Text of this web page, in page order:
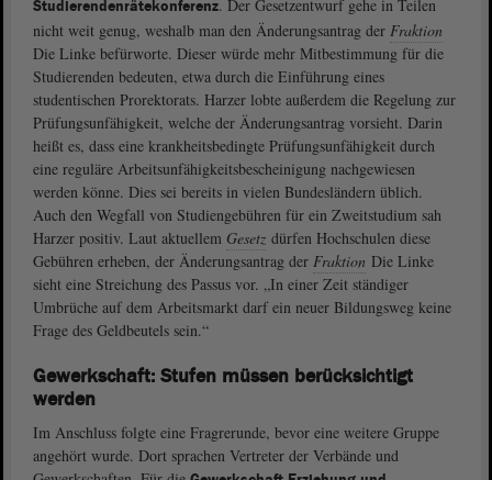
Studierendenrätekonferenz. Der Gesetzentwurf gehe in Teilen
nicht weit genug, weshalb man den Änderungsantrag der Fraktion
Die Linke befürworte. Dieser würde mehr Mitbestimmung für die
Studierenden bedeuten, etwa durch die Einführung eines
studentischen Prorektorats. Harzer lobte außerdem die Regelung zur
Prüfungsunfähigkeit, welche der Änderungsantrag vorsieht. Darin
heißt es, dass eine krankheitsbedingte Prüfungsunfähigkeit durch
eine reguläre Arbeitsunfähigkeitsbescheinigung nachgewiesen
werden könne. Dies sei bereits in vielen Bundesländern üblich.
Auch den Wegfall von Studiengebühren für ein Zweitstudium sah
Harzer positiv. Laut aktuellem Gesetz dürfen Hochschulen diese
Gebühren erheben, der Änderungsantrag der Fraktion Die Linke
sieht eine Streichung des Passus vor. „In einer Zeit ständiger
Umbrüche auf dem Arbeitsmarkt darf ein neuer Bildungsweg keine
Frage des Geldbeutels sein.“
Gewerkschaft: Stufen müssen berücksichtigt
werden
Im Anschluss folgte eine Fragrerunde, bevor eine weitere Gruppe
angehört wurde. Dort sprachen Vertreter der Verbände und